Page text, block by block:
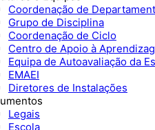
Coordenação de
Grupo de Disciplina
Coordenação de Ciclo
Centro de Apoio à
Equipa de Autoavaliação da
EMAEI
Diretores de Instalações
Legais
Escola